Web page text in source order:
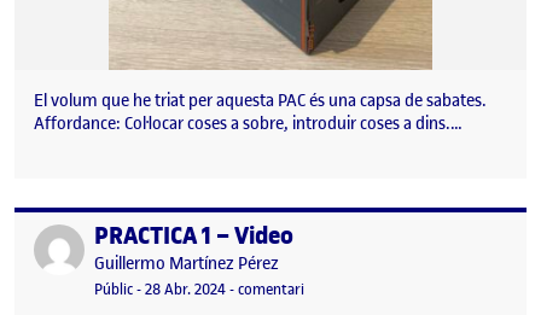
El volum que he triat per aquesta PAC és una capsa de sabates.
Affordance: Col·locar coses a sobre, introduir coses a dins.…
Publicat perPRACTICA 1 – Video
Publicat per
Guillermo Martínez Pérez
Visibilitat:
Públic-Data de publicació
28 Abr. 2024-comentariel PRACTICA 1 – Video